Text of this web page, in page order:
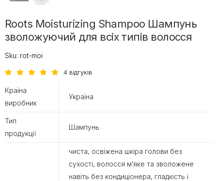
Roots Moisturizing Shampoo Шампунь
зволожуючий для всіх типів волосся
Sku: rot-moi
4 відгуків
Країна
виробник
Україна
Тип
продукції
Шампунь
чиста, освіжена шкіра голови без
сухості, волосся м’яке та зволожене
навіть без кондиціонера, гладкість і